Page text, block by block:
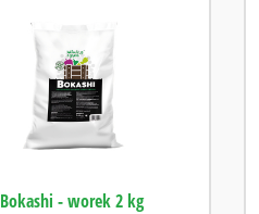
Bokashi - worek 2 kg